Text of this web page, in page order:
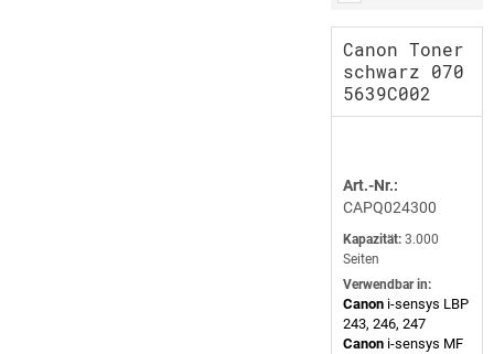
Canon Toner
schwarz 070
5639C002
Art.-Nr.:
CAPQ024300
Kapazität: 3.000
Seiten
Verwendbar in:
Canon i-sensys LBP
243, 246, 247
Canon i-sensys MF